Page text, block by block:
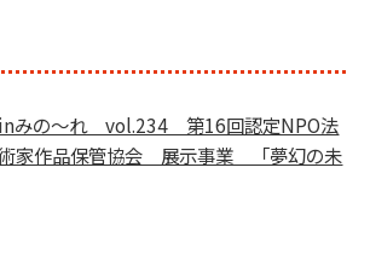
inみの～れ vol.234 第16回認定NPO法
家作品保管協会 展示事業 「夢幻の未